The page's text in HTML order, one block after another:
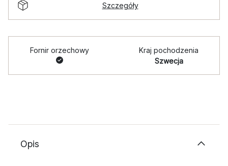
Szczegóły
Fornir orzechowy
Kraj pochodzenia
Szwecja
Opis